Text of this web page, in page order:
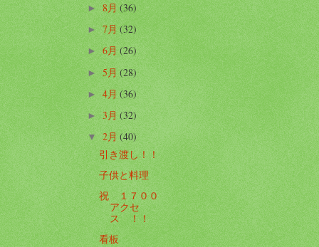
►8月(36)
►7月(32)
►6月(26)
►5月(28)
► 4月(36)
► 3月(32)
▼2月(40)
引き渡し！！
子供と料理
祝 １７００
アクセ
ス ！！
看板